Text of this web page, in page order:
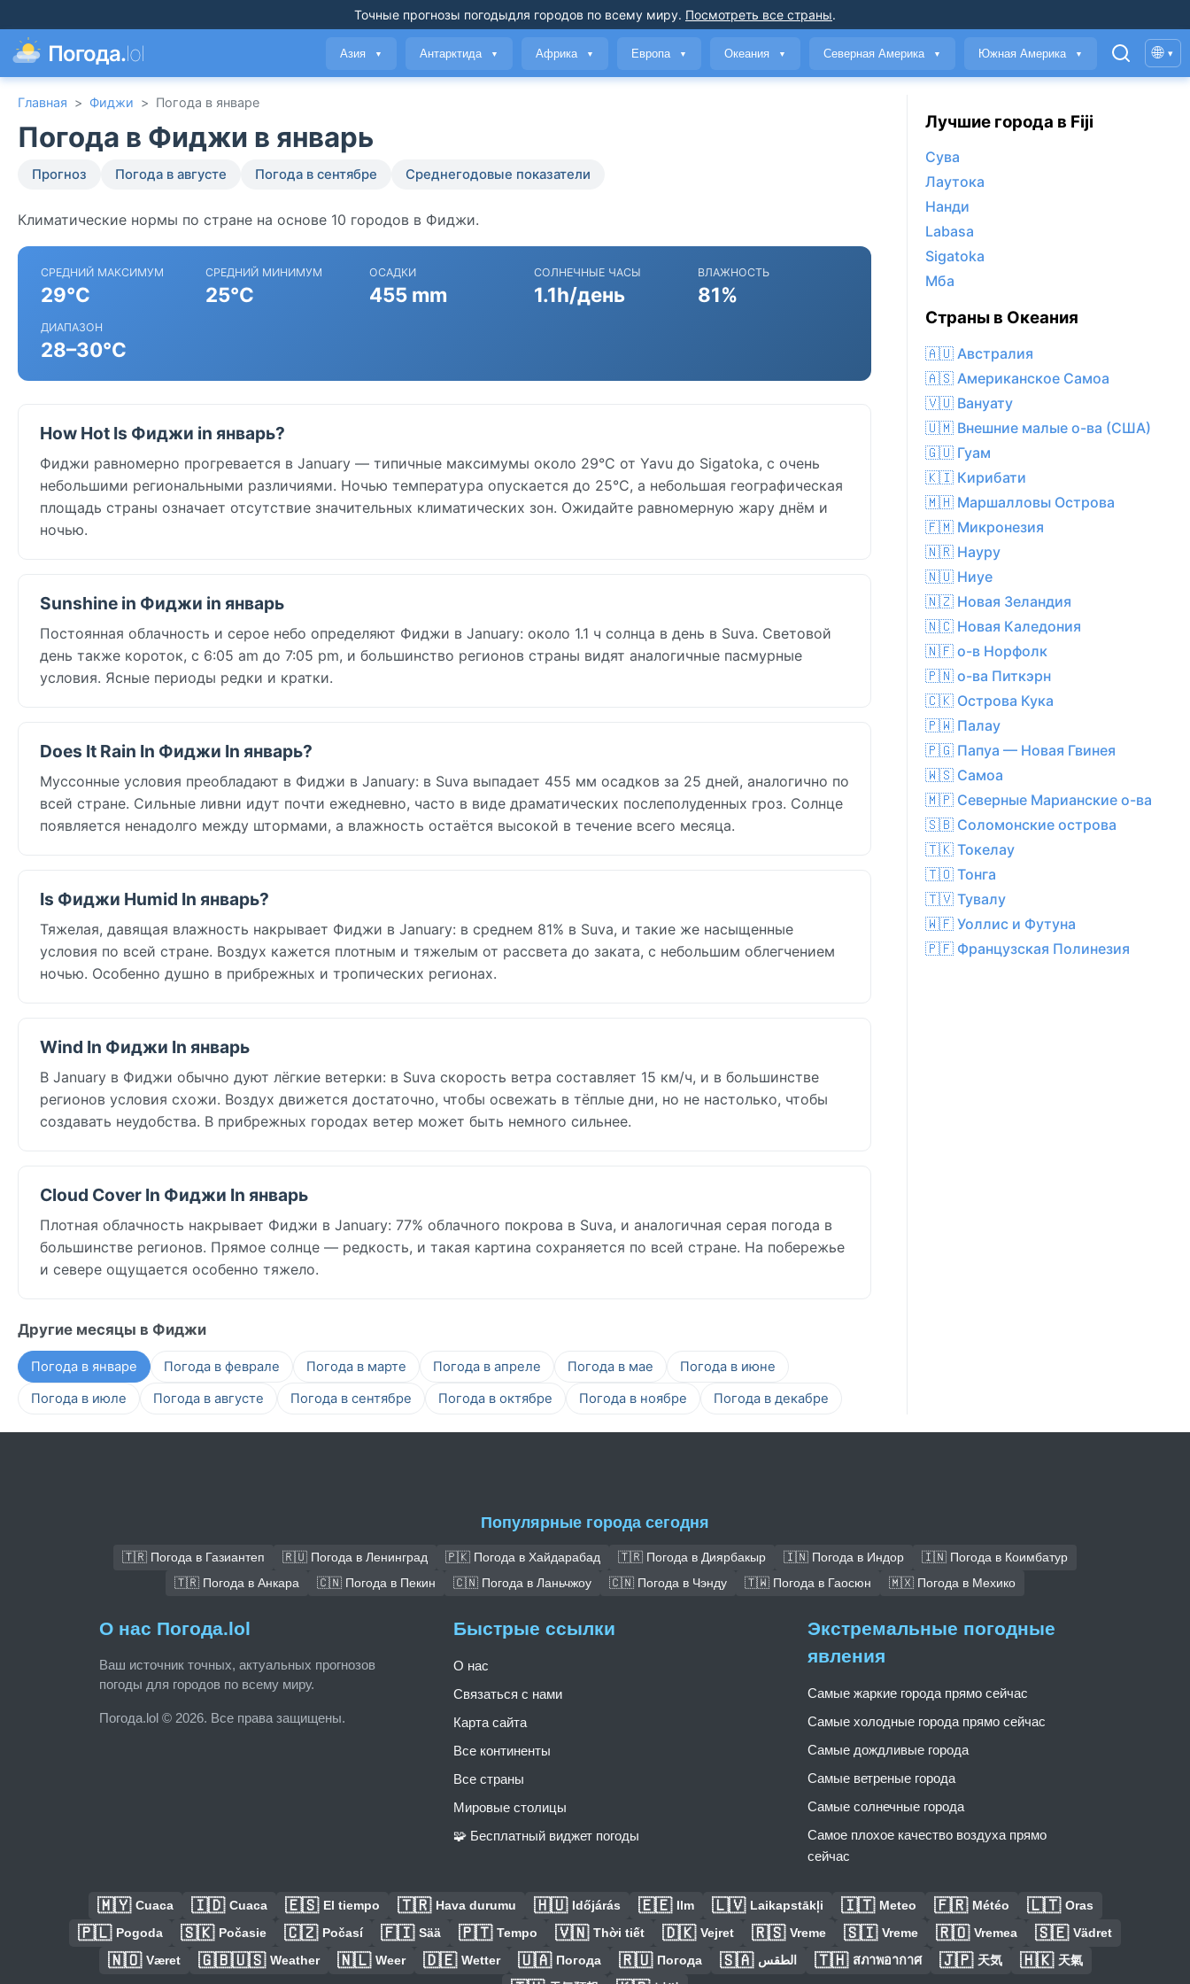
Точные прогнозы погодыдля городов по всему миру. Посмотреть все страны.
Погода.lol Азия ▼ Антарктида ▼ Африка ▼ Европа ▼ Океания ▼ Северная Америка ▼ Южная Америка ▼ 🌐 ▾
Главная > Фиджи > Погода в январе
Погода в Фиджи в январь
Прогноз Погода в августе Погода в сентябре Среднегодовые показатели
Климатические нормы по стране на основе 10 городов в Фиджи.
СРЕДНИЙ МАКСИМУМ
29°C
СРЕДНИЙ МИНИМУМ
25°C
ОСАДКИ
455 mm
СОЛНЕЧНЫЕ ЧАСЫ
1.1h/день
ВЛАЖНОСТЬ
81%
ДИАПАЗОН
28–30°C
How Hot Is Фиджи in январь?
Фиджи равномерно прогревается в January — типичные максимумы около 29°C от Yavu до Sigatoka, с очень
небольшими региональными различиями. Ночью температура опускается до 25°C, а небольшая географическая
площадь страны означает отсутствие значительных климатических зон. Ожидайте равномерную жару днём и
ночью.
Sunshine in Фиджи in январь
Постоянная облачность и серое небо определяют Фиджи в January: около 1.1 ч солнца в день в Suva. Световой
день также короток, с 6:05 am до 7:05 pm, и большинство регионов страны видят аналогичные пасмурные
условия. Ясные периоды редки и кратки.
Does It Rain In Фиджи In январь?
Муссонные условия преобладают в Фиджи в January: в Suva выпадает 455 мм осадков за 25 дней, аналогично по
всей стране. Сильные ливни идут почти ежедневно, часто в виде драматических послеполуденных гроз. Солнце
появляется ненадолго между штормами, а влажность остаётся высокой в течение всего месяца.
Is Фиджи Humid In январь?
Тяжелая, давящая влажность накрывает Фиджи в January: в среднем 81% в Suva, и такие же насыщенные
условия по всей стране. Воздух кажется плотным и тяжелым от рассвета до заката, с небольшим облегчением
ночью. Особенно душно в прибрежных и тропических регионах.
Wind In Фиджи In январь
В January в Фиджи обычно дуют лёгкие ветерки: в Suva скорость ветра составляет 15 км/ч, и в большинстве
регионов условия схожи. Воздух движется достаточно, чтобы освежать в тёплые дни, но не настолько, чтобы
создавать неудобства. В прибрежных городах ветер может быть немного сильнее.
Cloud Cover In Фиджи In январь
Плотная облачность накрывает Фиджи в January: 77% облачного покрова в Suva, и аналогичная серая погода в
большинстве регионов. Прямое солнце — редкость, и такая картина сохраняется по всей стране. На побережье
и севере ощущается особенно тяжело.
Другие месяцы в Фиджи
Погода в январе Погода в феврале Погода в марте Погода в апреле Погода в мае
Погода в июне
Погода в июле
Погода в августе Погода в сентябре Погода в октябре Погода в ноябре Погода в декабре
Лучшие города в Fiji
Сува
Лаутока
Нанди
Labasa
Sigatoka
Мба
Страны в Океания
🇦🇺 Австралия
🇦🇸 Американское Самоа
🇻🇺 Вануату
🇺🇲 Внешние малые о-ва (США)
🇬🇺 Гуам
🇰🇮 Кирибати
🇲🇭 Маршалловы Острова
🇫🇲 Микронезия
🇳🇷 Науру
🇳🇺 Ниуе
🇳🇿 Новая Зеландия
🇳🇨 Новая Каледония
🇳🇫 о-в Норфолк
🇵🇳 о-ва Питкэрн
🇨🇰 Острова Кука
🇵🇼 Палау
🇵🇬 Папуа — Новая Гвинея
🇼🇸 Самоа
🇲🇵 Северные Марианские о-ва
🇸🇧 Соломонские острова
🇹🇰 Токелау
🇹🇴 Тонга
🇹🇻 Тувалу
🇼🇫 Уоллис и Футуна
🇵🇫 Французская Полинезия
Популярные города сегодня
🇹🇷 Погода в Газиантеп 🇷🇺 Погода в Ленинград 🇵🇰 Погода в Хайдарабад 🇹🇷 Погода в Диярбакыр 🇮🇳 Погода в Индор
🇮🇳 Погода в Коимбатур
🇹🇷 Погода в Анкара
🇨🇳 Погода в Пекин 🇨🇳 Погода в Ланьчжоу 🇨🇳 Погода в Чэнду 🇹🇼 Погода в Гаосюн 🇲🇽 Погода в Мехико
О нас Погода.lol
Ваш источник точных, актуальных прогнозов
погоды для городов по всему миру.
Погода.lol © 2026. Все права защищены.
Быстрые ссылки
О нас
Связаться с нами
Карта сайта
Все континенты
Все страны
Мировые столицы
🧩 Бесплатный виджет погоды
Экстремальные погодные
явления
Самые жаркие города прямо сейчас
Самые холодные города прямо сейчас
Самые дождливые города
Самые ветреные города
Самые солнечные города
Самое плохое качество воздуха прямо
сейчас
🇲🇾 Cuaca 🇮🇩 Cuaca 🇪🇸 El tiempo 🇹🇷 Hava durumu 🇭🇺 Időjárás 🇪🇪 Ilm 🇱🇻 Laikapstākļi 🇮🇹 Meteo 🇫🇷 Météo 🇱🇹 Oras
🇵🇱 Pogoda 🇸🇰 Počasie 🇨🇿 Počasí 🇫🇮 Sää 🇵🇹 Tempo 🇻🇳 Thời tiết 🇩🇰 Vejret 🇷🇸 Vreme 🇸🇮 Vreme 🇷🇴 Vremea 🇸🇪 Vädret
🇳🇴 Været 🇬🇧🇺🇸 Weather 🇳🇱 Weer 🇩🇪 Wetter 🇺🇦 Погода 🇷🇺 Погода 🇸🇦 الطقس 🇹🇭 สภาพอากาศ 🇯🇵 天気 🇭🇰 天氣